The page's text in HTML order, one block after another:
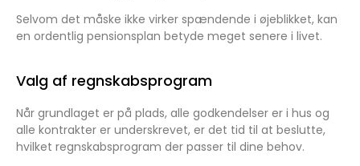
Selvom det måske ikke virker spændende i øjeblikket, kan
en ordentlig pensionsplan betyde meget senere i livet.
Valg af regnskabsprogram
Når grundlaget er på plads, alle godkendelser er i hus og
alle kontrakter er underskrevet, er det tid til at beslutte,
hvilket regnskabsprogram der passer til dine behov.